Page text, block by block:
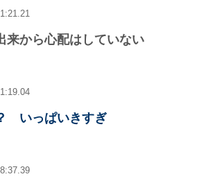
来から心配はしていない
いっぱいきすぎ